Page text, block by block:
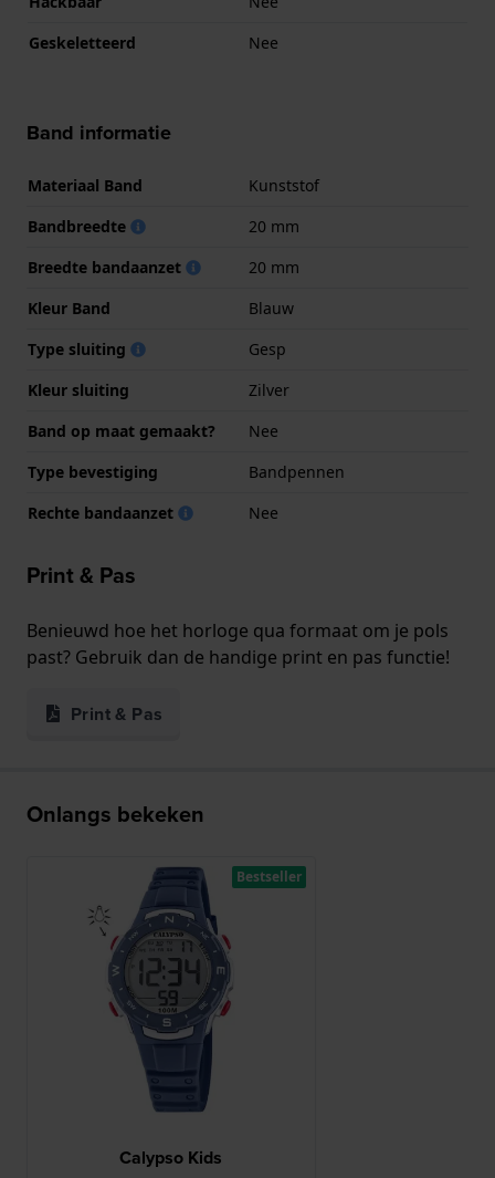
Geskeletteerd
Nee
Band informatie
Materiaal Band
Kunststof
Bandbreedte
20 mm
Breedte bandaanzet
20 mm
Kleur Band
Blauw
Type sluiting
Gesp
Kleur sluiting
Zilver
Band op maat gemaakt?
Nee
Type bevestiging
Bandpennen
Rechte bandaanzet
Nee
Print & Pas
Benieuwd hoe het horloge qua formaat om je pols
past? Gebruik dan de handige print en pas functie!
Print & Pas
Onlangs bekeken
Calypso Kids
Bestseller